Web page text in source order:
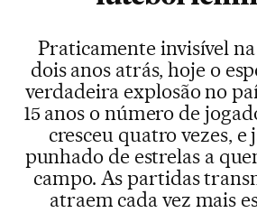
Praticamente invisível
dois anos atrás, hoje o
verdadeira explosão no
15 anos o número de
cresceu quatro vezes, e
punhado de estrelas a
campo. As partidas
atraem cada vez mais